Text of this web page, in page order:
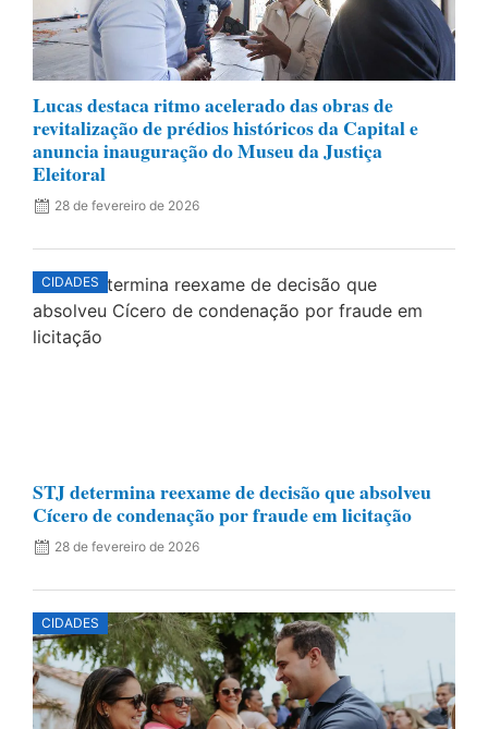
Lucas destaca ritmo acelerado das obras de
revitalização de prédios históricos da Capital e
anuncia inauguração do Museu da Justiça
Eleitoral
28 de fevereiro de 2026
CIDADES
STJ determina reexame de decisão que absolveu
Cícero de condenação por fraude em licitação
28 de fevereiro de 2026
CIDADES